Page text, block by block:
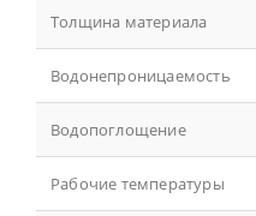
Толщина материала
Водонепроницаемость
Водопоглощение
Рабочие температуры